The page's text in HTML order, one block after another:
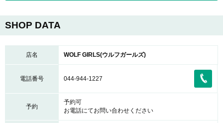
SHOP DATA
店名 WOLF GIRLS(ウルフガールズ)
電話番号 044-944-1227
予約
予約可
お電話にてお問い合わせください